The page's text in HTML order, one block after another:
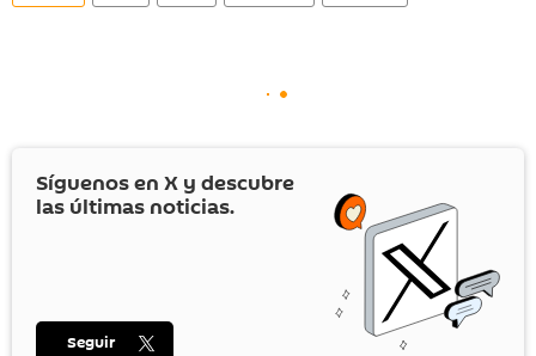
Síguenos en X y descubre
las últimas noticias.
Seguir